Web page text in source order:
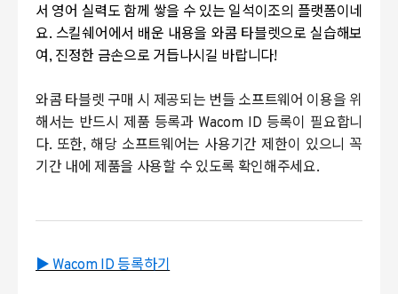
서 영어 실력도 함께 쌓을 수 있는 일석이조의 플랫폼이네
요. 스킬쉐어에서 배운 내용을 와콤 타블렛으로 실습해보
여, 진정한 금손으로 거듭나시길 바랍니다!
와콤 타블렛 구매 시 제공되는 번들 소프트웨어 이용을 위
해서는 반드시 제품 등록과 Wacom ID 등록이 필요합니
다. 또한, 해당 소프트웨어는 사용기간 제한이 있으니 꼭
기간 내에 제품을 사용할 수 있도록 확인해주세요.
▶ Wacom ID 등록하기